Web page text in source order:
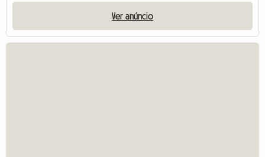
Ver anúncio